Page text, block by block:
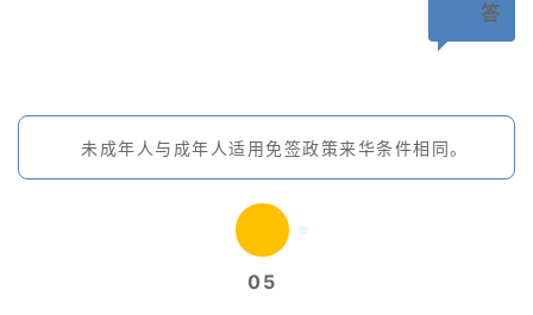
答
未成年人与成年人适用免签政策来华条件相同。
05